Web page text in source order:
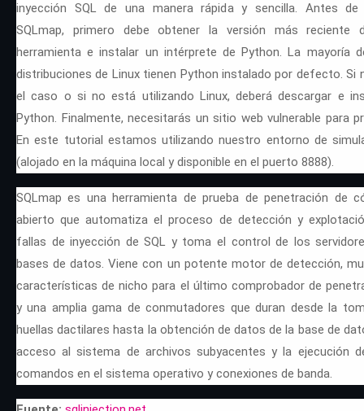
inyección SQL de una manera rápida y sencilla. Antes de
SQLmap, primero debe obtener la versión más reciente
herramienta e instalar un intérprete de Python. La mayoría
distribuciones de Linux tienen Python instalado por defecto. Si
el caso o si no está utilizando Linux, deberá descargar e
Python. Finalmente, necesitarás un sitio web vulnerable para
En este tutorial estamos utilizando nuestro entorno de
(alojado en la máquina local y disponible en el puerto 8888).
SQLmap es una herramienta de prueba de penetración de
abierto que automatiza el proceso de detección y
fallas de inyección de SQL y toma el control de los
bases de datos. Viene con un potente motor de detección,
características de nicho para el último comprobador de
y una amplia gama de conmutadores que duran desde la
huellas dactilares hasta la obtención de datos de la base de
acceso al sistema de archivos subyacentes y la ejecución
comandos en el sistema operativo y conexiones de banda.